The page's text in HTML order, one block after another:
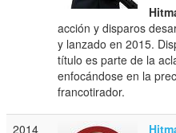
acción y disparos
y lanzado en 2015.
título es parte de la
enfocándose en la
francotirador.
2014